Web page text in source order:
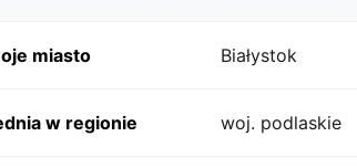
miasto Białystok
w regionie woj. podlaskie